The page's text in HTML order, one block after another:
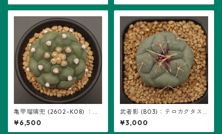
亀甲瑠璃兜 (2602-K08) ：ア
ストロフィツム属 ※実生
¥6,500
武者影 (B03)：テロカクタス
属 ※実生
¥3,000